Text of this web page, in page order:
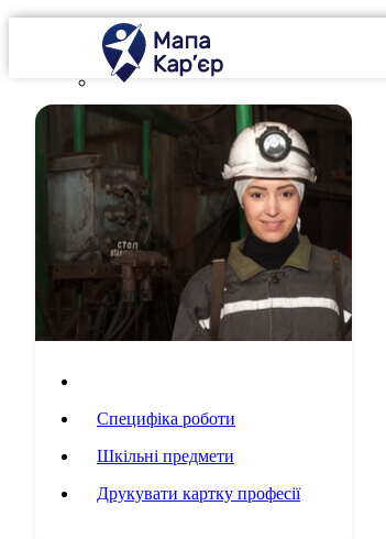
Специфіка роботи
Шкільні предмети
Друкувати картку професії